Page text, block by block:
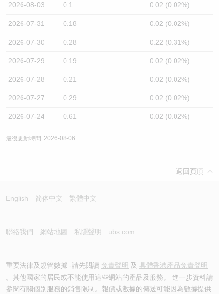
2026-08-03 0.1 0.02 (0.02%)
2026-07-31 0.18 0.02 (0.02%)
2026-07-30 0.28 0.22 (0.31%)
2026-07-29 0.19 0.02 (0.02%)
2026-07-28 0.21 0.02 (0.02%)
2026-07-27 0.29 0.02 (0.02%)
2026-07-24 0.61 0.02 (0.02%)
最後更新時間: 2026-08-06
返回頁頂
English 简体中文 繁體中文
聯絡我們 網站地圖 私隱聲明 ubs.com
重要法律及規管數據 -請先閱讀 免責聲明 及 具體香港產品免責聲明
。其他國家的居民或不能使用這些網站的產品及服務。 進一步資料請
參閱有關個別服務的銷售限制。報價或數據的傳送可能因為數據提供